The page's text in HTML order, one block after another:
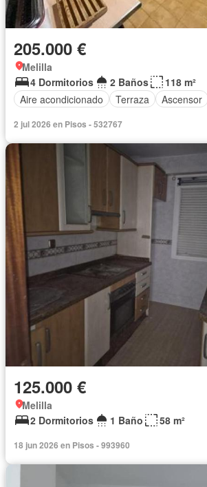
205.000 €
Melilla
4 Dormitorios
2 Baños
118 m²
Aire acondicionado
Terraza Ascensor
2 jul 2026 en Pisos - 532767
125.000 €
Melilla
2 Dormitorios
1 Baño 58 m²
18 jun 2026 en Pisos - 993960